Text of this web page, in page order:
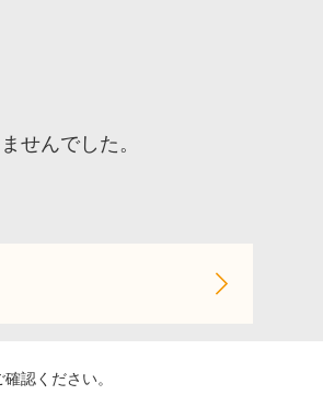
せんでした。
確認ください。